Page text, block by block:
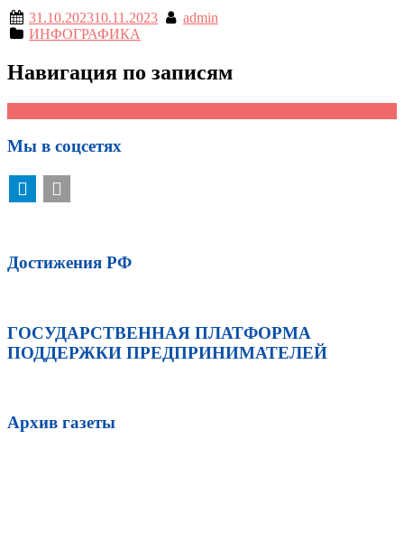
31.10.202310.11.2023
admin
ИНФОГРАФИКА
Навигация по записям
Мы в соцсетях
Достижения РФ
ГОСУДАРСТВЕННАЯ ПЛАТФОРМА
ПОДДЕРЖКИ ПРЕДПРИНИМАТЕЛЕЙ
Архив газеты